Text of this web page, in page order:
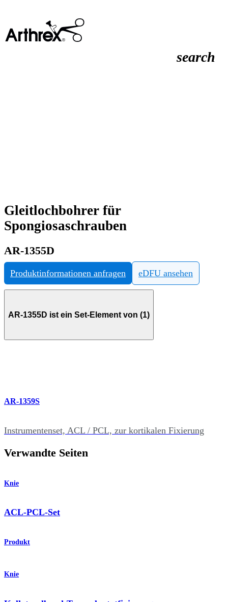
search
Gleitlochbohrer für
Spongiosaschrauben
AR-1355D
Produktinformationen anfragen eDFU ansehen
AR-1355D ist ein Set-Element von (1)
AR-1359S
Instrumentenset, ACL / PCL, zur kortikalen Fixierung
Verwandte Seiten
Knie
ACL-PCL-Set
Produkt
Knie